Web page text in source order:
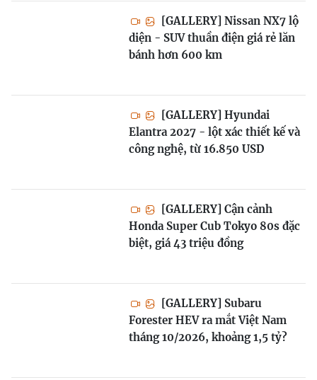
[GALLERY] Nissan NX7 lộ
diện - SUV thuần điện giá rẻ lăn
bánh hơn 600 km
[GALLERY] Hyundai
Elantra 2027 - lột xác thiết kế và
công nghệ, từ 16.850 USD
[GALLERY] Cận cảnh
Honda Super Cub Tokyo 80s đặc
biệt, giá 43 triệu đồng
[GALLERY] Subaru
Forester HEV ra mắt Việt Nam
tháng 10/2026, khoảng 1,5 tỷ?